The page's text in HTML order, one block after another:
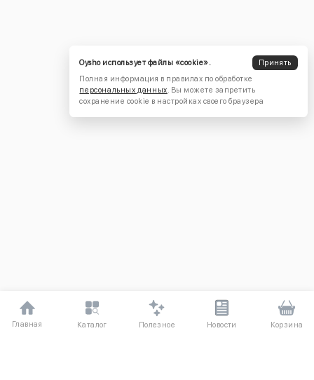
Главная Каталог Полезное Новости Корзина
Oysho использует файлы «cookie».
Принять
Полная информация в правилах по обработке
персональных данных. Вы можете запретить
сохранение cookie в настройках своего браузера